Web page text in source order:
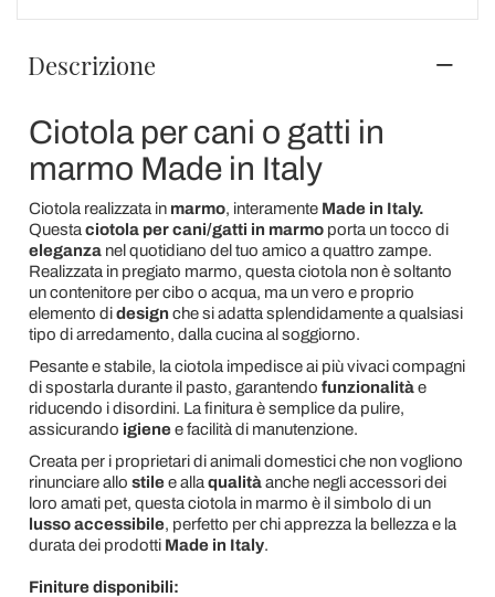
Descrizione
Ciotola per cani o gatti in
marmo Made in Italy
Ciotola realizzata in marmo, interamente Made in Italy.
Questa ciotola per cani/gatti in marmoporta un tocco di
eleganzanel quotidiano del tuo amico a quattro zampe.
Realizzata in pregiato marmo, questa ciotola non è soltanto
un contenitore per cibo o acqua, ma un vero e proprio
elemento didesign che si adatta splendidamente a qualsiasi
tipo di arredamento, dalla cucina al soggiorno.
Pesante e stabile, la ciotola impedisce ai più vivaci compagni
di spostarla durante il pasto, garantendo funzionalitàe
riducendo i disordini. La finitura è semplice da pulire,
assicurando igienee facilità di manutenzione.
Creata per i proprietari di animali domestici che non vogliono
rinunciare allo stilee alla qualitàanche negli accessori dei
loro amati pet, questa ciotola in marmo è il simbolo di un
lusso accessibile, perfetto per chi apprezza la bellezza e la
durata dei prodotti Made in Italy.
Finiture disponibili: